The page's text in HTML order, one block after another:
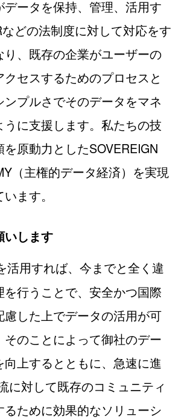
ータを保持、管理、活用す
どの法制度に対して対応をす
り、既存の企業がユーザーの
セスするためのプロセスと
プルさでそのデータをマネ
うに支援します。私たちの技
原動力としたSOVEREIGN
（主権的データ経済）を実現
ます。
いします
活用すれば、今までと全く違
を行うことで、安全かつ国際
慮した上でデータの活用が可
のことによって御社のデー
向上するとともに、急速に進
に対して既存のコミュニティ
ために効果的なソリューシ